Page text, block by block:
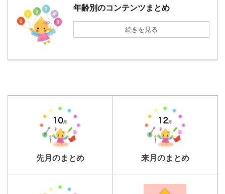
年齢別のコンテンツまとめ
続きを見る
先月のまとめ 来月のまとめ